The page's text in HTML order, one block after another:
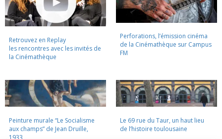
Retrouvez en Replay
les rencontres avec les invités de
la Cinémathèque
Perforations, l’émission cinéma
de la Cinémathèque sur Campus
FM
Peinture murale “Le Socialisme
aux champs” de Jean Druille,
1933
Le 69 rue du Taur, un haut lieu
de l’histoire toulousaine